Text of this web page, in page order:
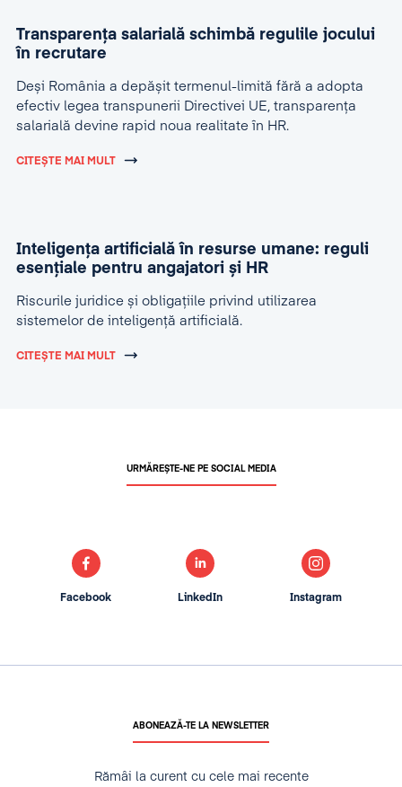
Transparența salarială schimbă regulile jocului
în recrutare
Deși România a depășit termenul-limită fără a adopta
efectiv legea transpunerii Directivei UE, transparența
salarială devine rapid noua realitate în HR.
CITEȘTE MAI MULT
Inteligența artificială în resurse umane: reguli
esențiale pentru angajatori și HR
Riscurile juridice și obligațiile privind utilizarea
sistemelor de inteligență artificială.
CITEȘTE MAI MULT
ABONEAZĂ-TE LA NEWSLETTER
Rămâi la curent cu cele mai recente
URMĂREȘTE-NE PE SOCIAL MEDIA
Facebook LinkedIn Instagram